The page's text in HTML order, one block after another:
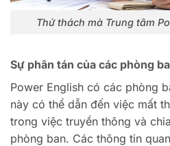
Thử thách mà Trung tâm
Sự phân tán của các phòng
Power English có các phòng
này có thể dẫn đến việc mất
trong việc truyền thông và
phòng ban. Các thông tin